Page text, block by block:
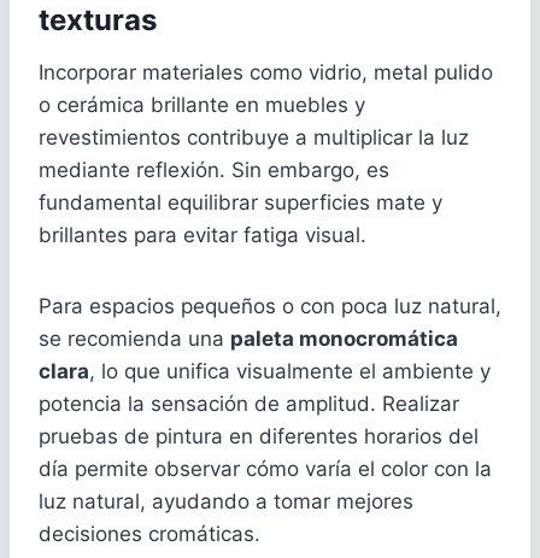
texturas
Incorporar materiales como vidrio, metal pulido
o cerámica brillante en muebles y
revestimientos contribuye a multiplicar la luz
mediante reflexión. Sin embargo, es
fundamental equilibrar superficies mate y
brillantes para evitar fatiga visual.
Para espacios pequeños o con poca luz natural,
se recomienda una paleta monocromática
clara, lo que unifica visualmente el ambiente y
potencia la sensación de amplitud. Realizar
pruebas de pintura en diferentes horarios del
día permite observar cómo varía el color con la
luz natural, ayudando a tomar mejores
decisiones cromáticas.